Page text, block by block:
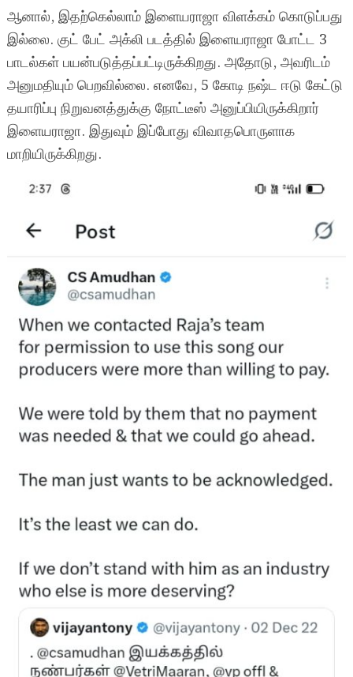
ஆனால், இதற்கெல்லாம் இளையராஜா விளக்கம் கொடுப்பது
இல்லை. குட் பேட் அக்லி படத்தில் இளையராஜா போட்ட 3
பாடல்கள் பயன்படுத்தப்பட்டிருக்கிறது. அதோடு, அவரிடம்
அனுமதியும் பெறவில்லை. எனவே, 5 கோடி நஷ்ட ஈடு கேட்டு
தயாரிப்பு நிறுவனத்துக்கு நோட்டீஸ் அனுப்பியிருக்கிறார்
இளையராஜா. இதுவும் இப்போது விவாதபொருளாக
மாறியிருக்கிறது.